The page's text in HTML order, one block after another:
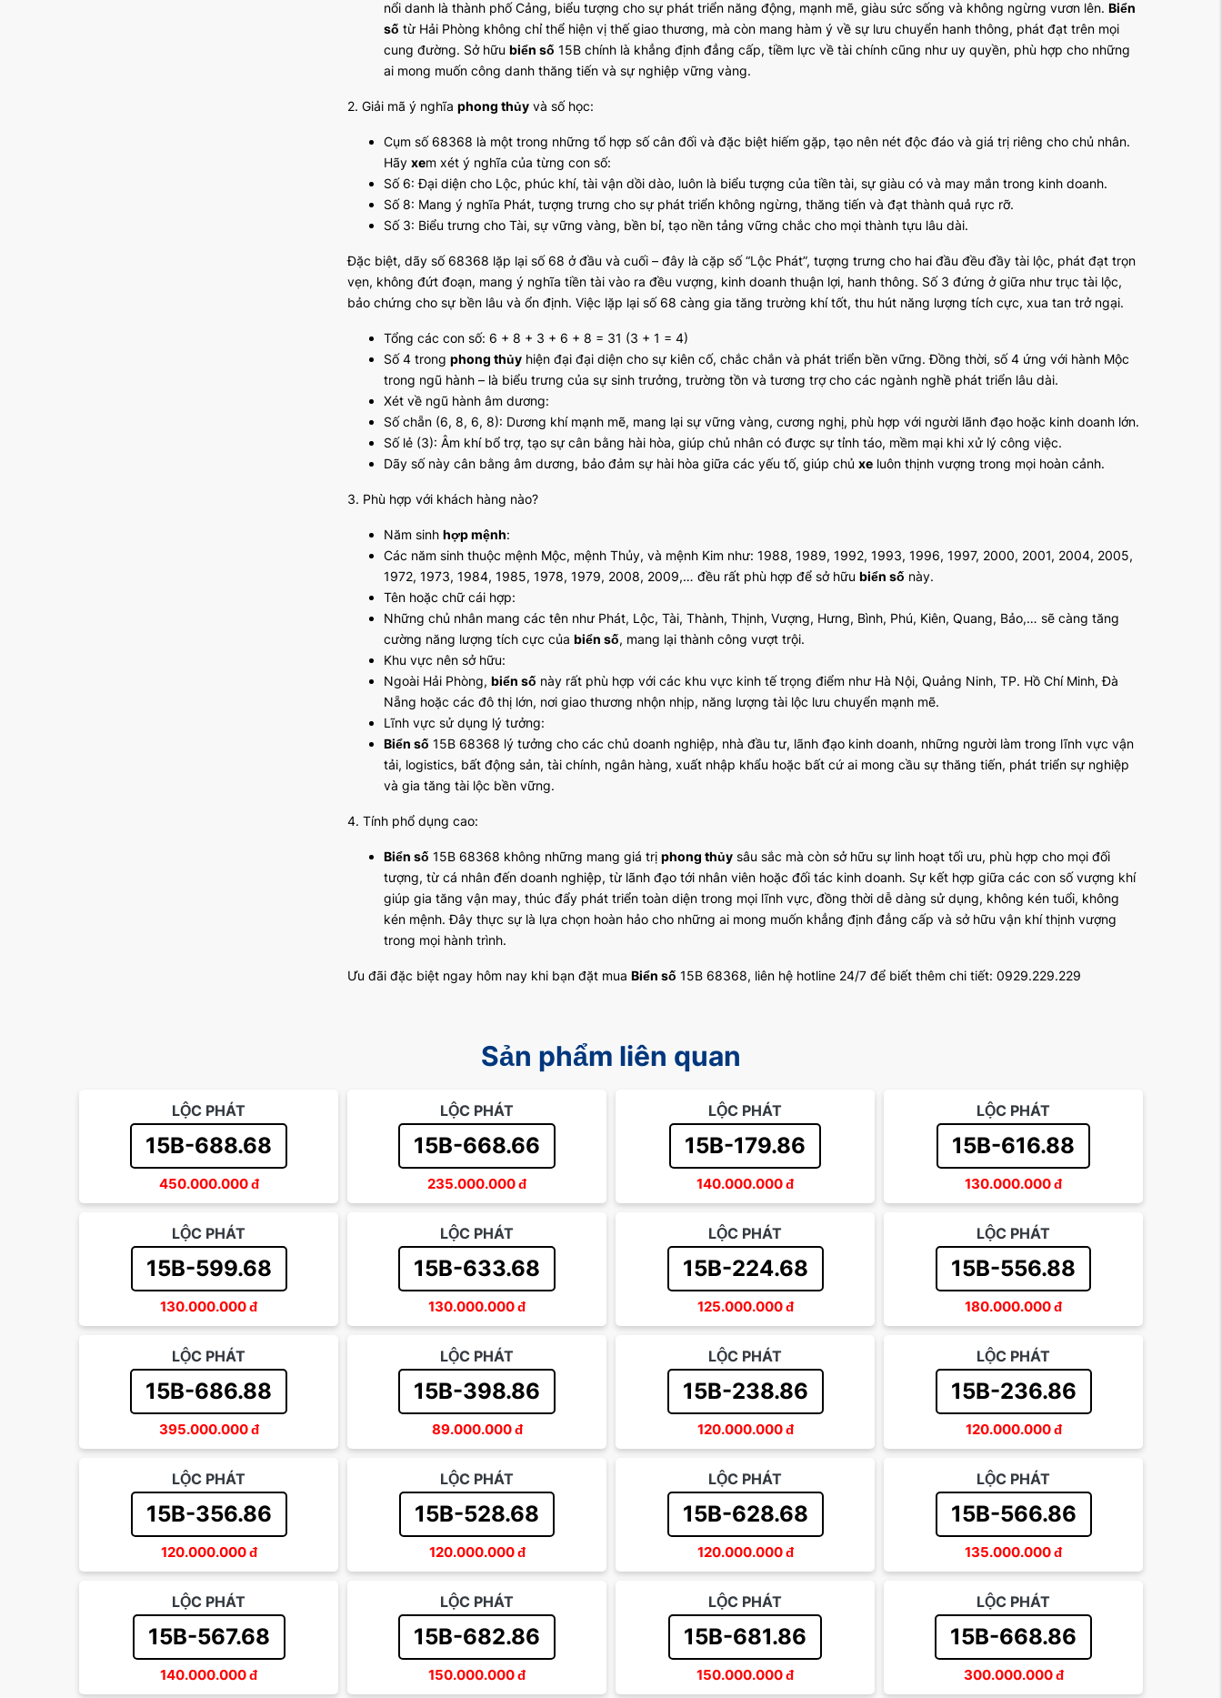
nổi danh là thành phố Cảng, biểu tượng cho sự phát triển năng động, mạnh mẽ, giàu sức sống và không ngừng vươn lên. Biển
số từ Hải Phòng không chỉ thể hiện vị thế giao thương, mà còn mang hàm ý về sự lưu chuyển hanh thông, phát đạt trên mọi
cung đường. Sở hữu biển số 15B chính là khẳng định đẳng cấp, tiềm lực về tài chính cũng như uy quyền, phù hợp cho những
ai mong muốn công danh thăng tiến và sự nghiệp vững vàng.
2. Giải mã ý nghĩa phong thủy và số học:
Cụm số 68368 là một trong những tổ hợp số cân đối và đặc biệt hiếm gặp, tạo nên nét độc đáo và giá trị riêng cho chủ nhân.
Hãy xem xét ý nghĩa của từng con số:
Số 6: Đại diện cho Lộc, phúc khí, tài vận dồi dào, luôn là biểu tượng của tiền tài, sự giàu có và may mắn trong kinh doanh.
Số 8: Mang ý nghĩa Phát, tượng trưng cho sự phát triển không ngừng, thăng tiến và đạt thành quả rực rỡ.
Số 3: Biểu trưng cho Tài, sự vững vàng, bền bỉ, tạo nền tảng vững chắc cho mọi thành tựu lâu dài.
Đặc biệt, dãy số 68368 lặp lại số 68 ở đầu và cuối – đây là cặp số “Lộc Phát”, tượng trưng cho hai đầu đều đầy tài lộc, phát đạt trọn
vẹn, không đứt đoạn, mang ý nghĩa tiền tài vào ra đều vượng, kinh doanh thuận lợi, hanh thông. Số 3 đứng ở giữa như trục tài lộc,
bảo chứng cho sự bền lâu và ổn định. Việc lặp lại số 68 càng gia tăng trường khí tốt, thu hút năng lượng tích cực, xua tan trở ngại.
Tổng các con số: 6 + 8 + 3 + 6 + 8 = 31 (3 + 1 = 4)
Số 4 trong phong thủy hiện đại đại diện cho sự kiên cố, chắc chắn và phát triển bền vững. Đồng thời, số 4 ứng với hành Mộc
trong ngũ hành – là biểu trưng của sự sinh trưởng, trường tồn và tương trợ cho các ngành nghề phát triển lâu dài.
Xét về ngũ hành âm dương:
Số chẵn (6, 8, 6, 8): Dương khí mạnh mẽ, mang lại sự vững vàng, cương nghị, phù hợp với người lãnh đạo hoặc kinh doanh lớn.
Số lẻ (3): Âm khí bổ trợ, tạo sự cân bằng hài hòa, giúp chủ nhân có được sự tỉnh táo, mềm mại khi xử lý công việc.
Dãy số này cân bằng âm dương, bảo đảm sự hài hòa giữa các yếu tố, giúp chủ xe luôn thịnh vượng trong mọi hoàn cảnh.
3. Phù hợp với khách hàng nào?
Năm sinh hợp mệnh:
Các năm sinh thuộc mệnh Mộc, mệnh Thủy, và mệnh Kim như: 1988, 1989, 1992, 1993, 1996, 1997, 2000, 2001, 2004, 2005,
1972, 1973, 1984, 1985, 1978, 1979, 2008, 2009,… đều rất phù hợp để sở hữu biển số này.
Tên hoặc chữ cái hợp:
Những chủ nhân mang các tên như Phát, Lộc, Tài, Thành, Thịnh, Vượng, Hưng, Bình, Phú, Kiên, Quang, Bảo,… sẽ càng tăng
cường năng lượng tích cực của biển số, mang lại thành công vượt trội.
Khu vực nên sở hữu:
Ngoài Hải Phòng, biển số này rất phù hợp với các khu vực kinh tế trọng điểm như Hà Nội, Quảng Ninh, TP. Hồ Chí Minh, Đà
Nẵng hoặc các đô thị lớn, nơi giao thương nhộn nhịp, năng lượng tài lộc lưu chuyển mạnh mẽ.
Lĩnh vực sử dụng lý tưởng:
Biển số 15B 68368 lý tưởng cho các chủ doanh nghiệp, nhà đầu tư, lãnh đạo kinh doanh, những người làm trong lĩnh vực vận
tải, logistics, bất động sản, tài chính, ngân hàng, xuất nhập khẩu hoặc bất cứ ai mong cầu sự thăng tiến, phát triển sự nghiệp
và gia tăng tài lộc bền vững.
4. Tính phổ dụng cao:
Biển số 15B 68368 không những mang giá trị phong thủy sâu sắc mà còn sở hữu sự linh hoạt tối ưu, phù hợp cho mọi đối
tượng, từ cá nhân đến doanh nghiệp, từ lãnh đạo tới nhân viên hoặc đối tác kinh doanh. Sự kết hợp giữa các con số vượng khí
giúp gia tăng vận may, thúc đẩy phát triển toàn diện trong mọi lĩnh vực, đồng thời dễ dàng sử dụng, không kén tuổi, không
kén mệnh. Đây thực sự là lựa chọn hoàn hảo cho những ai mong muốn khẳng định đẳng cấp và sở hữu vận khí thịnh vượng
trong mọi hành trình.
Ưu đãi đặc biệt ngay hôm nay khi bạn đặt mua Biển số 15B 68368, liên hệ hotline 24/7 để biết thêm chi tiết: 0929.229.229
Sản phẩm liên quan
LỘC PHÁT
15B-688.68
450.000.000đ
LỘC PHÁT
15B-668.66
235.000.000đ
LỘC PHÁT
15B-179.86
140.000.000đ
LỘC PHÁT
15B-616.88
130.000.000đ
LỘC PHÁT
15B-599.68
130.000.000đ
LỘC PHÁT
15B-633.68
130.000.000đ
LỘC PHÁT
15B-224.68
125.000.000đ
LỘC PHÁT
15B-556.88
180.000.000đ
LỘC PHÁT
15B-686.88
395.000.000đ
LỘC PHÁT
15B-398.86
89.000.000đ
LỘC PHÁT
15B-238.86
120.000.000đ
LỘC PHÁT
15B-236.86
120.000.000đ
LỘC PHÁT
15B-356.86
120.000.000đ
LỘC PHÁT
15B-528.68
120.000.000đ
LỘC PHÁT
15B-628.68
120.000.000đ
LỘC PHÁT
15B-566.86
135.000.000đ
LỘC PHÁT
15B-567.68
140.000.000đ
LỘC PHÁT
15B-682.86
150.000.000đ
LỘC PHÁT
15B-681.86
150.000.000đ
LỘC PHÁT
15B-668.86
300.000.000đ